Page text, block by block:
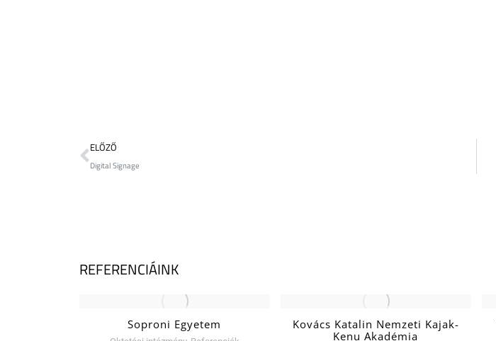
ELŐZŐ
Digital Signage
REFERENCIÁINK
Soproni Egyetem
Kovács Katalin Nemzeti Kajak-
Kenu Akadémia